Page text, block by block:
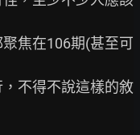
焦在106期(甚至可
不得不說這樣的敘